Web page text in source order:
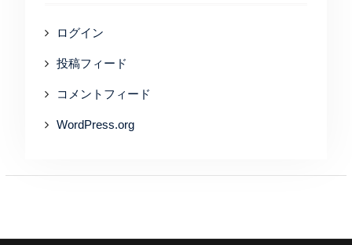
ログイン
投稿フィード
コメントフィード
WordPress.org